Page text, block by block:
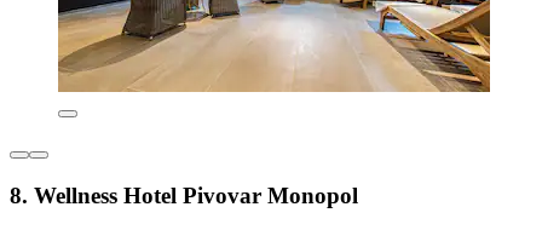
8. Wellness Hotel Pivovar Monopol